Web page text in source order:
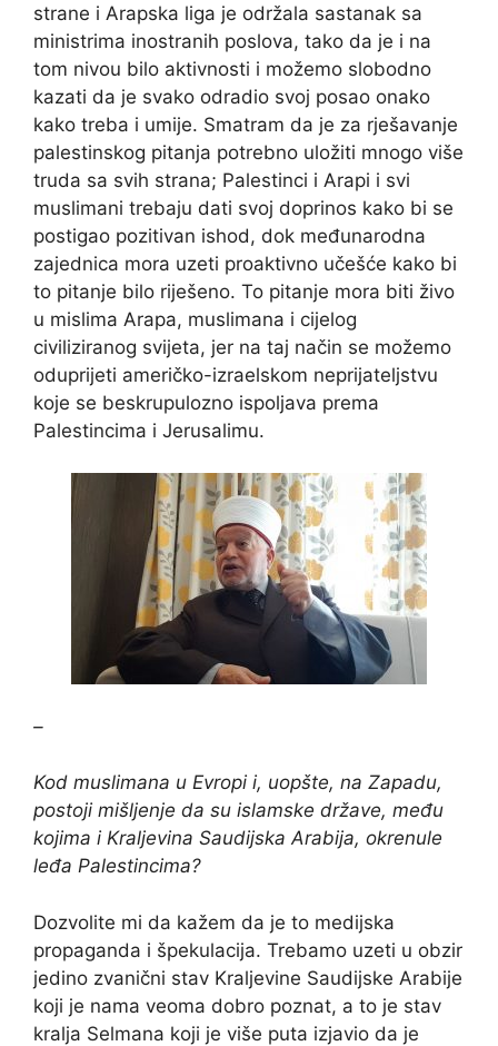
strane i Arapska liga je održala sastanak sa
ministrima inostranih poslova, tako da je i na
tom nivou bilo aktivnosti i možemo slobodno
kazati da je svako odradio svoj posao onako
kako treba i umije. Smatram da je za rješavanje
palestinskog pitanja potrebno uložiti mnogo više
truda sa svih strana; Palestinci i Arapi i svi
muslimani trebaju dati svoj doprinos kako bi se
postigao pozitivan ishod, dok međunarodna
zajednica mora uzeti proaktivno učešće kako bi
to pitanje bilo riješeno. To pitanje mora biti živo
u mislima Arapa, muslimana i cijelog
civiliziranog svijeta, jer na taj način se možemo
oduprijeti američko-izraelskom neprijateljstvu
koje se beskrupulozno ispoljava prema
Palestincima i Jerusalimu.
–
Kod muslimana u Evropi i, uopšte, na Zapadu,
postoji mišljenje da su islamske države, među
kojima i Kraljevina Saudijska Arabija, okrenule
leđa Palestincima?
Dozvolite mi da kažem da je to medijska
propaganda i špekulacija. Trebamo uzeti u obzir
jedino zvanični stav Kraljevine Saudijske Arabije
koji je nama veoma dobro poznat, a to je stav
kralja Selmana koji je više puta izjavio da je